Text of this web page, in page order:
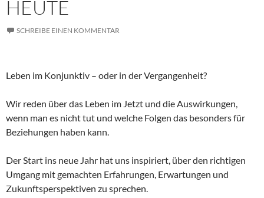
HEUTE
SCHREIBE EINEN KOMMENTAR
Leben im Konjunktiv – oder in der Vergangenheit?
Wir reden über das Leben im Jetzt und die Auswirkungen,
wenn man es nicht tut und welche Folgen das besonders für
Beziehungen haben kann.
Der Start ins neue Jahr hat uns inspiriert, über den richtigen
Umgang mit gemachten Erfahrungen, Erwartungen und
Zukunftsperspektiven zu sprechen.